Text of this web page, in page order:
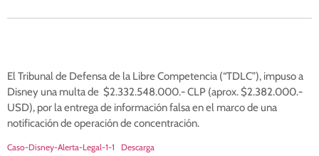
El Tribunal de Defensa de la Libre Competencia (“TDLC”), impuso a
Disney una multa de $2.332.548.000.- CLP (aprox. $2.382.000.-
USD), por la entrega de información falsa en el marco de una
notificación de operación de concentración.
Caso-Disney-Alerta-Legal-1-1 Descarga